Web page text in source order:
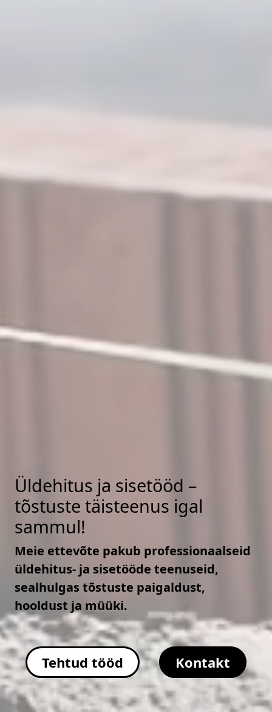
Üldehitus ja sisetööd –
tõstuste täisteenus igal
sammul!
Meie ettevõte pakub professionaalseid
üldehitus- ja sisetööde teenuseid,
sealhulgas tõstuste paigaldust,
hooldust ja müüki.
Tehtud tööd Kontakt